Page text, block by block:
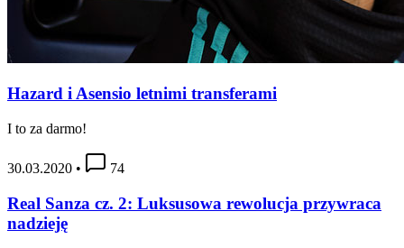
Hazard i Asensio letnimi transferami
I to za darmo!
30.03.2020 • 74
Real Sanza cz. 2: Luksusowa rewolucja przywraca
nadzieję